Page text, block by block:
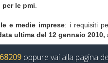
le pmi
e medie imprese: i requisiti
ultima del 12 gennaio 2010,
oppure vai alla pagina